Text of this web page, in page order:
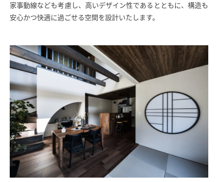
家事動線なども考慮し、高いデザイン性であるとともに、構造も
安心かつ快適に過ごせる空間を設計いたします。